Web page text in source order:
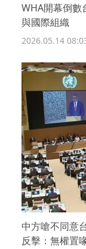
WHA開幕倒
與國際組織
2026.05.14
中方嗆不同意
反擊：無權置